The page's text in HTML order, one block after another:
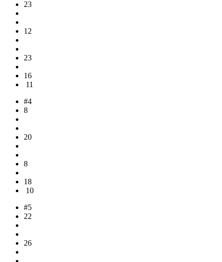
23
12
23
16
11
#4
8
20
8
18
10
#5
22
26